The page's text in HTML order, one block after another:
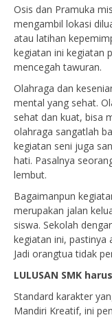
Osis dan Pramuka
mengambil lokasi
atau latihan
kegiatan ini kegiatan
mencegah tawuran.
Olahraga dan
mental yang sehat.
sehat dan kuat, bisa
olahraga sangatlah
kegiatan seni juga
hati. Pasalnya
lembut.
Bagaimanpun
merupakan jalan
siswa. Sekolah
kegiatan ini, pastinya
Jadi orangtua tidak
LULUSAN SMK
Standard karakter
Mandiri Kreatif, ini